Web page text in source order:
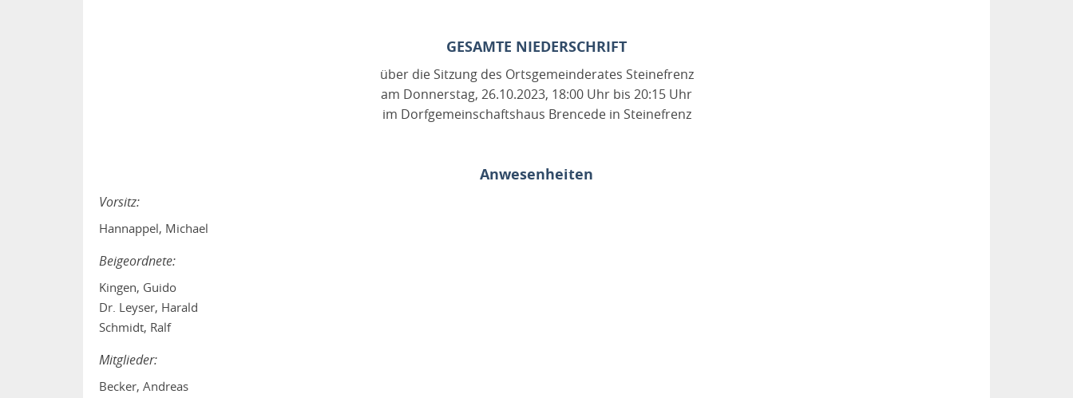
GESAMTE NIEDERSCHRIFT
über die Sitzung des Ortsgemeinderates Steinefrenz
am Donnerstag, 26.10.2023, 18:00 Uhr bis 20:15 Uhr
im Dorfgemeinschaftshaus Brencede in Steinefrenz
Anwesenheiten
Vorsitz:
Hannappel, Michael
Beigeordnete:
Kingen, Guido
Dr. Leyser, Harald
Schmidt, Ralf
Mitglieder:
Becker, Andreas